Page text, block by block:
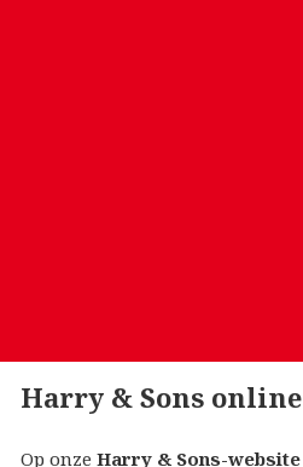
Harry & Sons online
Op onze Harry & Sons-website